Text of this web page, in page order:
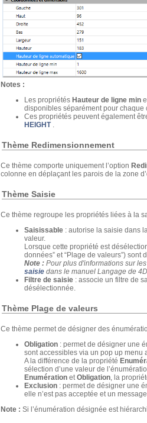
Notes :
Les propriétés Hauteur de ligne min
disponibles séparément pour chaque
Ces propriétés peuvent également
HEIGHT.
Thème Redimensionnement
Ce thème comporte uniquement l’option
colonne en déplaçant les parois de la zone
Thème Saisie
Ce thème regroupe les propriétés liées à la
Saisissable : autorise la saisie dans
valeur.
Lorsque cette propriété est
données” et “Plage de valeurs”) sont
Note : Pour plus d'informations sur
saisie dans le manuel Langage de
Filtre de saisie : associe un filtre de
désélectionnée.
Thème Plage de valeurs
Ce thème permet de désigner des
Obligation : permet de désigner une
sont accessibles via un pop up menu
A la différence de la propriété
sélection d’une valeur de
Enumération etObligation, la
Exclusion : permet de désigner une
elle n’est pas acceptée et un
Note : Si l’énumération désignée est